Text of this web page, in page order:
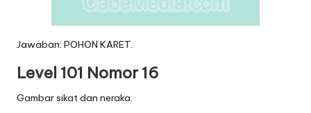
Jawaban: POHON KARET.
Level 101 Nomor 16
Gambar sikat dan neraka.